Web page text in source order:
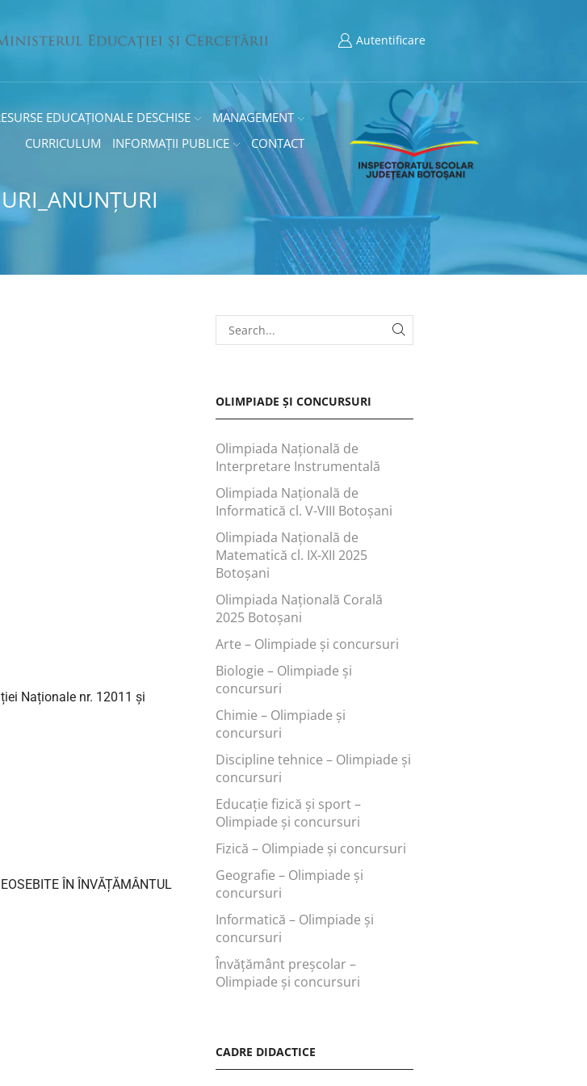
Autentificare
EDUCAȚIONALE DESCHISE
MANAGEMENT
CURRICULUM
INFORMAȚII PUBLICE CONTACT
Naționale nr. 12011 și
ÎN ÎNVĂȚĂMÂNTUL
OLIMPIADE ȘI CONCURSURI
Olimpiada Națională de
Interpretare Instrumentală
Olimpiada Națională de
Informatică cl. V-VIII Botoșani
Olimpiada Națională de
Matematică cl. IX-XII 2025
Botoșani
Olimpiada Națională Corală
2025 Botoșani
Arte – Olimpiade și concursuri
Biologie – Olimpiade și
concursuri
Chimie – Olimpiade și
concursuri
Discipline tehnice – Olimpiade și
concursuri
Educaţie fizică şi sport –
Olimpiade și concursuri
Fizică – Olimpiade și concursuri
Geografie – Olimpiade și
concursuri
Informatică – Olimpiade și
concursuri
Învăţământ preşcolar –
Olimpiade și concursuri
CADRE DIDACTICE